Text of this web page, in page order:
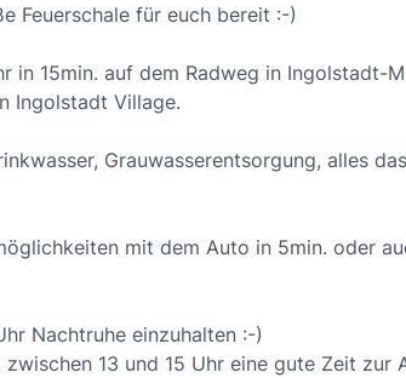
Feuerschale für euch bereit :-)
in 15min. auf dem Radweg in Ingolstadt-
Ingolstadt Village.
Grauwasserentsorgung, alles
mit dem Auto in 5min. oder
Nachtruhe einzuhalten :-)
13 und 15 Uhr eine gute Zeit zur